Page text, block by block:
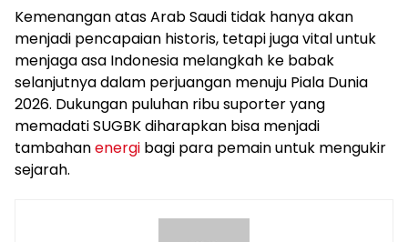
Kemenangan atas Arab Saudi tidak hanya akan
menjadi pencapaian historis, tetapi juga vital untuk
menjaga asa Indonesia melangkah ke babak
selanjutnya dalam perjuangan menuju Piala Dunia
2026. Dukungan puluhan ribu suporter yang
memadati SUGBK diharapkan bisa menjadi
tambahanenergi bagi para pemain untuk mengukir
sejarah.